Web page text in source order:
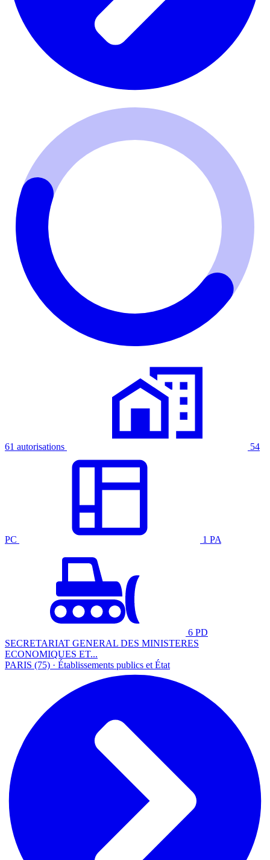
61 autorisations 54
PC 1 PA
6 PD
SECRETARIAT GENERAL DES MINISTERES
ECONOMIQUES ET...
PARIS (75) · Établissements publics et État